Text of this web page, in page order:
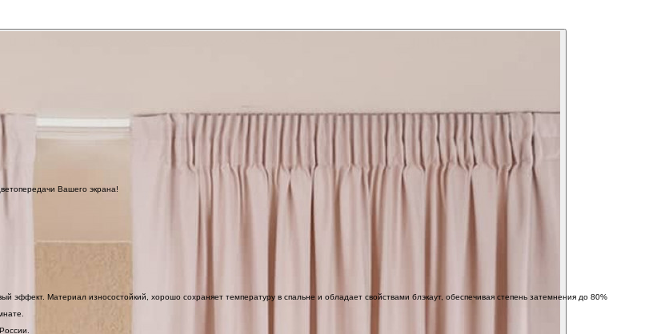
Вашего экрана!
Материал износостойкий, хорошо сохраняет температуру в спальне и обладает свойствами блэкаут, обеспечивая степень затемнения до 80%